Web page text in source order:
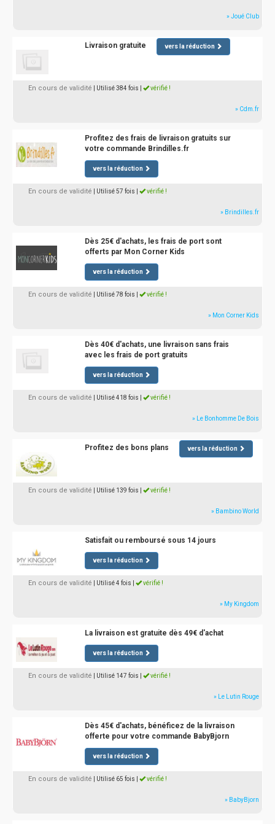
» Joué Club
Livraison gratuite vers la réduction
En cours de validité | Utilisé 384 fois vérifié !
» Cdm.fr
Profitez des frais de livraison gratuits sur
votre commande Brindilles.fr
vers la réduction
En cours de validité | Utilisé 57 fois vérifié !
» Brindilles.fr
Dès 25€ d'achats, les frais de port sont
offerts par Mon Corner Kids
vers la réduction
En cours de validité | Utilisé 78 fois vérifié !
» Mon Corner Kids
Dès 40€ d'achats, une livraison sans frais
avec les frais de port gratuits
vers la réduction
En cours de validité | Utilisé 418 fois vérifié !
» Le Bonhomme De Bois
Profitez des bons plans vers la réduction
En cours de validité | Utilisé 139 fois vérifié !
» Bambino World
Satisfait ou remboursé sous 14 jours
vers la réduction
En cours de validité | Utilisé 4 fois vérifié !
» My Kingdom
La livraison est gratuite dès 49€ d'achat
vers la réduction
En cours de validité | Utilisé 147 fois vérifié !
» Le Lutin Rouge
Dès 45€ d'achats, bénéficez de la livraison
offerte pour votre commande BabyBjorn
vers la réduction
En cours de validité | Utilisé 65 fois vérifié !
» BabyBjorn